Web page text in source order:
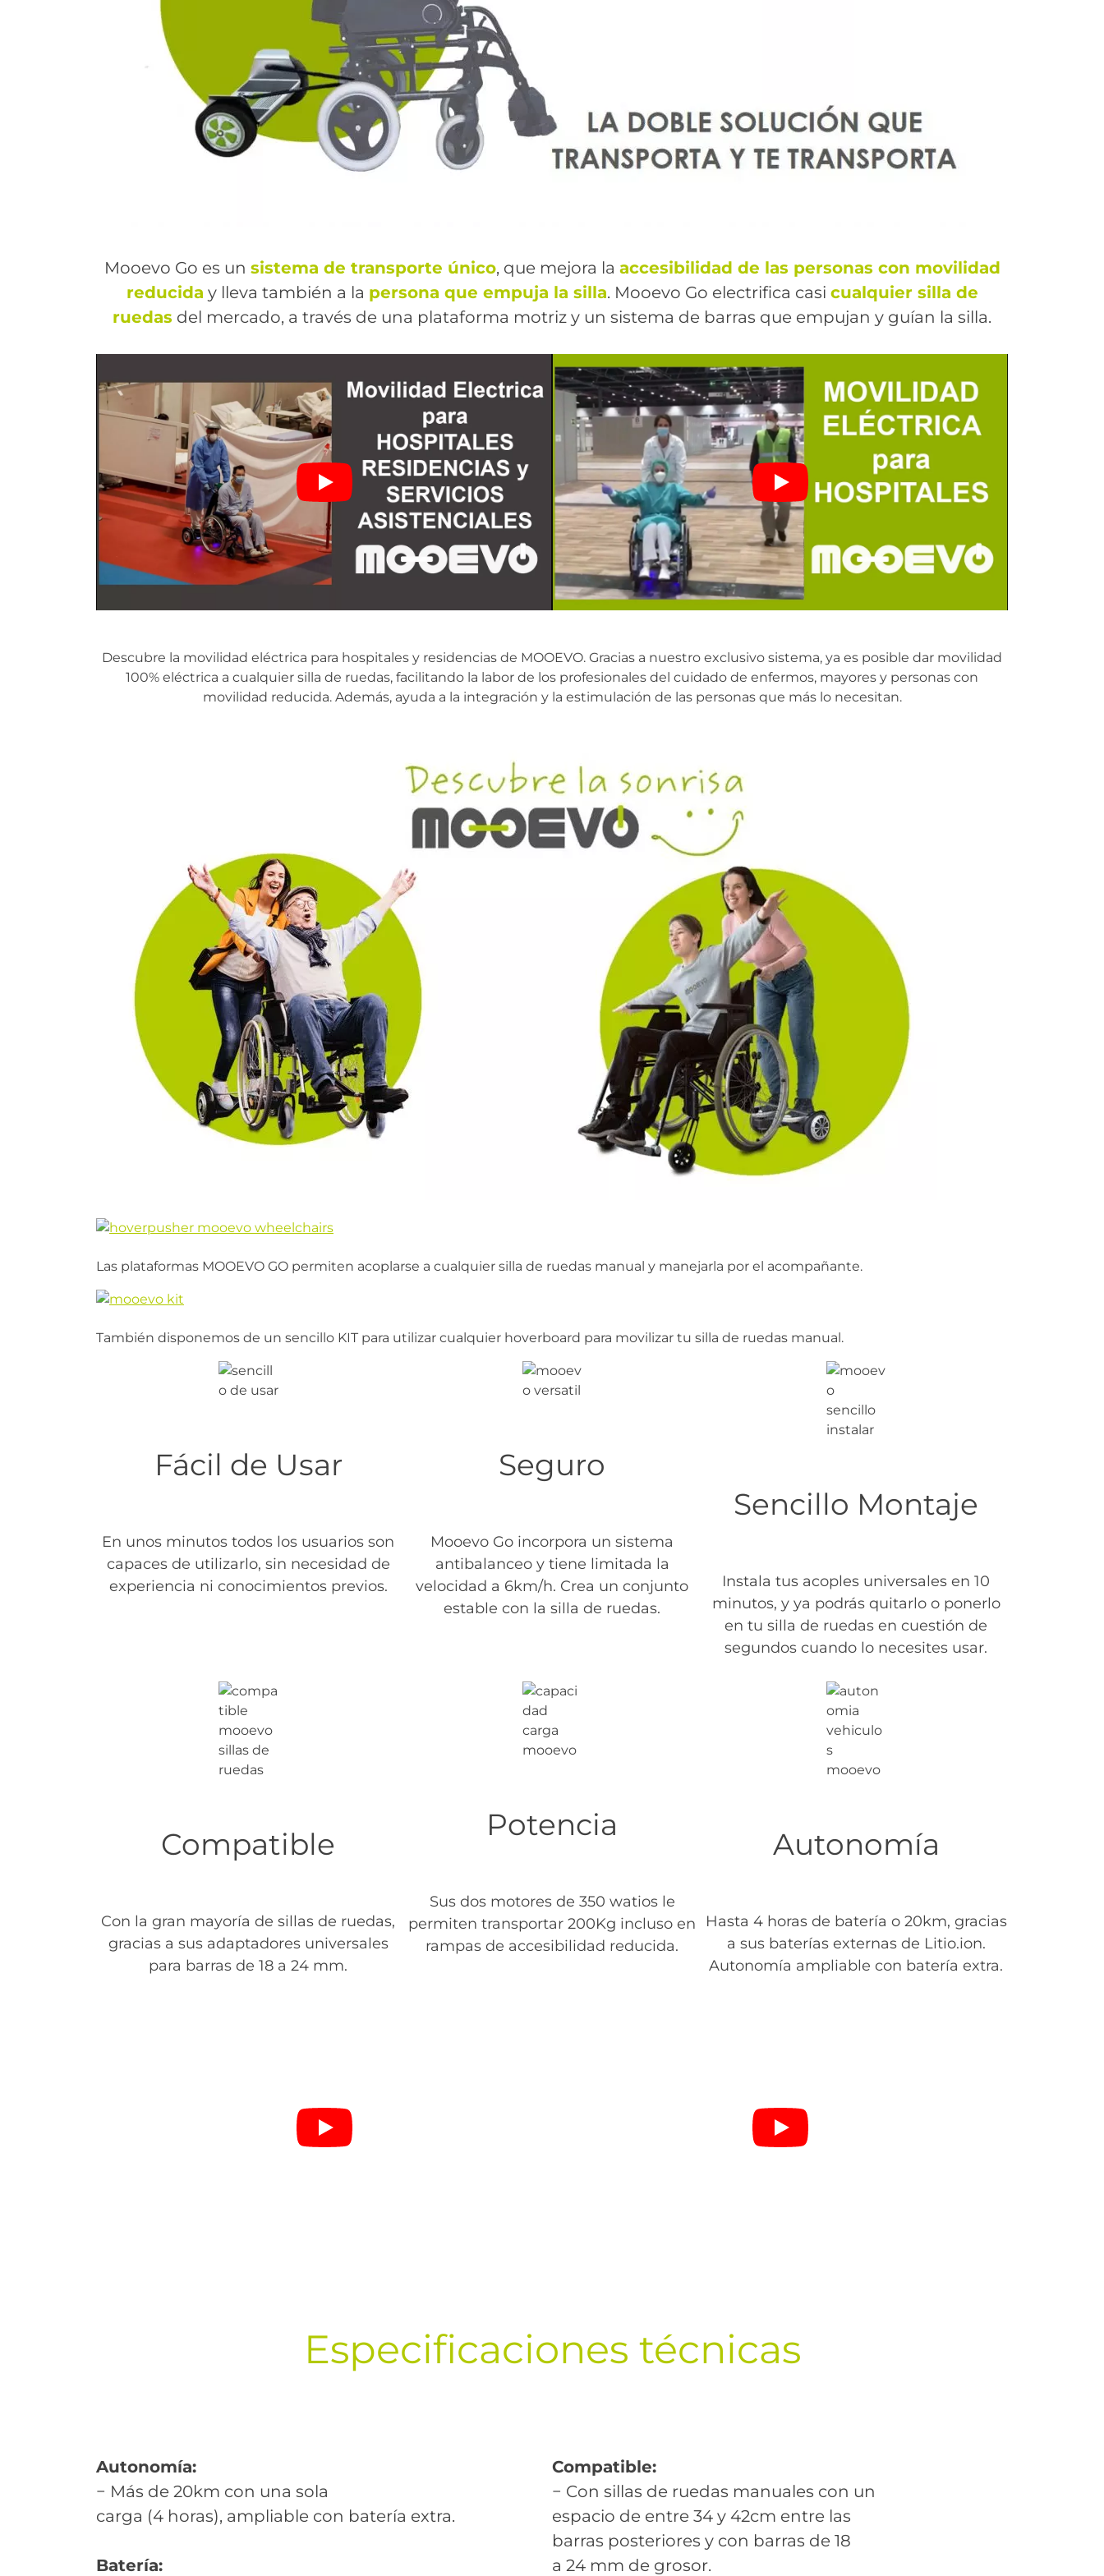
Mooevo Go es un sistema de transporte único, que mejora la accesibilidad de las personas con movilidad
reducida y lleva también a la persona que empuja la silla. Mooevo Go electrifica casi cualquier silla de
ruedas del mercado, a través de una plataforma motriz y un sistema de barras que empujan y guían la silla.
Descubre la movilidad eléctrica para hospitales y residencias de MOOEVO. Gracias a nuestro exclusivo sistema, ya es posible dar movilidad
100% eléctrica a cualquier silla de ruedas, facilitando la labor de los profesionales del cuidado de enfermos, mayores y personas con
movilidad reducida. Además, ayuda a la integración y la estimulación de las personas que más lo necesitan.
Las plataformas MOOEVO GO permiten acoplarse a cualquier silla de ruedas manual y manejarla por el acompañante.
También disponemos de un sencillo KIT para utilizar cualquier hoverboard para movilizar tu silla de ruedas manual.
Fácil de Usar
En unos minutos todos los usuarios son
capaces de utilizarlo, sin necesidad de
experiencia ni conocimientos previos.
Seguro
Mooevo Go incorpora un sistema
antibalanceo y tiene limitada la
velocidad a 6km/h. Crea un conjunto
estable con la silla de ruedas.
Sencillo Montaje
Instala tus acoples universales en 10
minutos, y ya podrás quitarlo o ponerlo
en tu silla de ruedas en cuestión de
segundos cuando lo necesites usar.
Compatible
Con la gran mayoría de sillas de ruedas,
gracias a sus adaptadores universales
para barras de 18 a 24 mm.
Potencia
Sus dos motores de 350 watios le
permiten transportar 200Kg incluso en
rampas de accesibilidad reducida.
Autonomía
Hasta 4 horas de batería o 20km, gracias
a sus baterías externas de Litio.ion.
Autonomía ampliable con batería extra.
Especificaciones técnicas
Autonomía:
− Más de 20km con una sola
carga (4 horas), ampliable con batería extra.
Batería:
Compatible:
− Con sillas de ruedas manuales con un
espacio de entre 34 y 42cm entre las
barras posteriores y con barras de 18
a 24 mm de grosor.